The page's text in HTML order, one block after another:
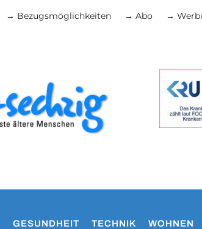
→ Bezugsmöglichkeiten → Abo →
GESUNDHEIT TECHNIK WOHNEN